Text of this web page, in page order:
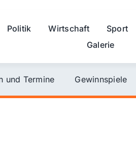
Politik Wirtschaft Sport
Galerie
und Termine Gewinnspiele